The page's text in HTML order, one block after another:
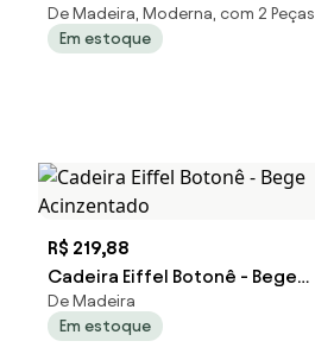
Madeira - Cinza
De Madeira, Moderna, com 2 Peças
Em estoque
R$ 219,88
Cadeira Eiffel Botonê - Bege
Acinzentado
De Madeira
Em estoque